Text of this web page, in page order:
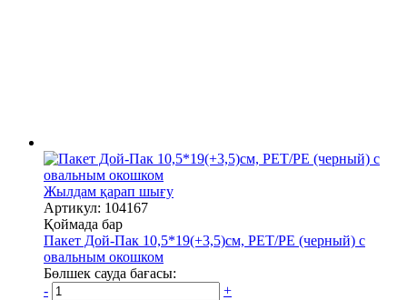
Жылдам қарап шығу
Артикул: 104167
Қоймада бар
Пакет Дой-Пак 10,5*19(+3,5)см, PET/PE (черный) с
овальным окошком
Бөлшек сауда бағасы:
-
+